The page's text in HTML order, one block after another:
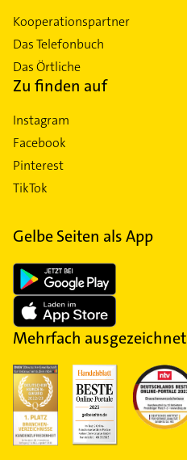
Kooperationspartner
Das Telefonbuch
Das Örtliche
Zu finden auf
Instagram
Facebook
Pinterest
TikTok
Gelbe Seiten als App
Mehrfach ausgezeichnet